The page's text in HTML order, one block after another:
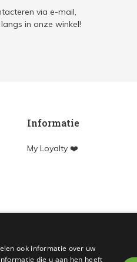
via e-mail,
in onze winkel!
Informatie
My Loyalty ❤️
ook informatie over uw
die u aan hen heeft